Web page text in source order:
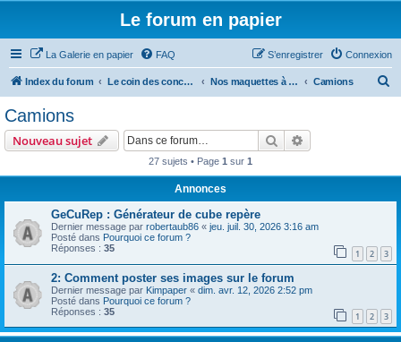
Le forum en papier
La Galerie en papier FAQ Connexion
S’enregistrer
Index du forum Le coin des concepteurs Nos maquettes à télécharger Camions
Camions
Nouveau sujet Rechercher
27 sujets • Page 1 sur 1
Annonces
GeCuRep : Générateur de cube repère
Dernier message par robertaub86 « jeu. juil. 30, 2026 3:16 am
Posté dans Pourquoi ce forum ?
Réponses : 35 1 2 3
2: Comment poster ses images sur le forum
Dernier message par Kimpaper « dim. avr. 12, 2026 2:52 pm
Posté dans Pourquoi ce forum ?
Réponses : 35 1 2 3